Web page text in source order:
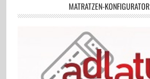
MATRATZEN-KONFIGURATOR